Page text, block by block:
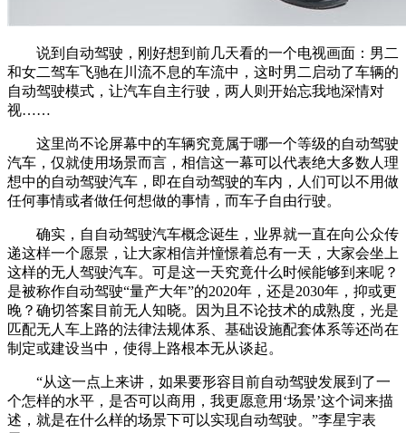
说到自动驾驶，刚好想到前几天看的一个电视画面：男二
和女二驾车飞驰在川流不息的车流中，这时男二启动了车辆的
自动驾驶模式，让汽车自主行驶，两人则开始忘我地深情对
视……
这里尚不论屏幕中的车辆究竟属于哪一个等级的自动驾驶
汽车，仅就使用场景而言，相信这一幕可以代表绝大多数人理
想中的自动驾驶汽车，即在自动驾驶的车内，人们可以不用做
任何事情或者做任何想做的事情，而车子自由行驶。
确实，自自动驾驶汽车概念诞生，业界就一直在向公众传
递这样一个愿景，让大家相信并憧憬着总有一天，大家会坐上
这样的无人驾驶汽车。可是这一天究竟什么时候能够到来呢？
是被称作自动驾驶“量产大年”的2020年，还是2030年，抑或更
晚？确切答案目前无人知晓。因为且不论技术的成熟度，光是
匹配无人车上路的法律法规体系、基础设施配套体系等还尚在
制定或建设当中，使得上路根本无从谈起。
“从这一点上来讲，如果要形容目前自动驾驶发展到了一
个怎样的水平，是否可以商用，我更愿意用‘场景’这个词来描
述，就是在什么样的场景下可以实现自动驾驶。”李星宇表